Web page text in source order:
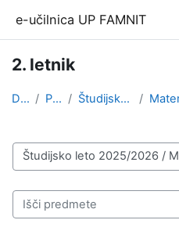
e-učilnica UP FAMNIT
2. letnik
Domov Predmeti Študijsko leto 2025/2026
Kategorije predmetov
Išči predmete